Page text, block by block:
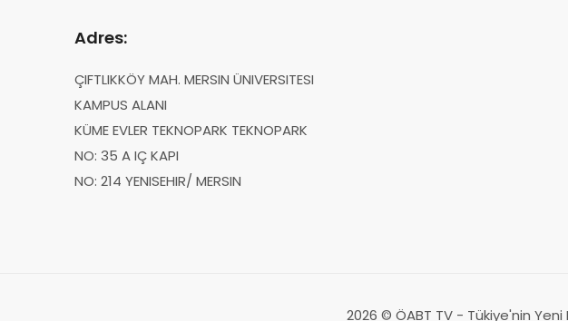
Adres:
ÇIFTLIKKÖY MAH. MERSIN ÜNIVERSITESI
KAMPUS ALANI
KÜME EVLER TEKNOPARK TEKNOPARK
NO: 35 A IÇ KAPI
NO: 214 YENISEHIR/ MERSIN
2026 © ÖABT TV - Tükiye'nin Yeni